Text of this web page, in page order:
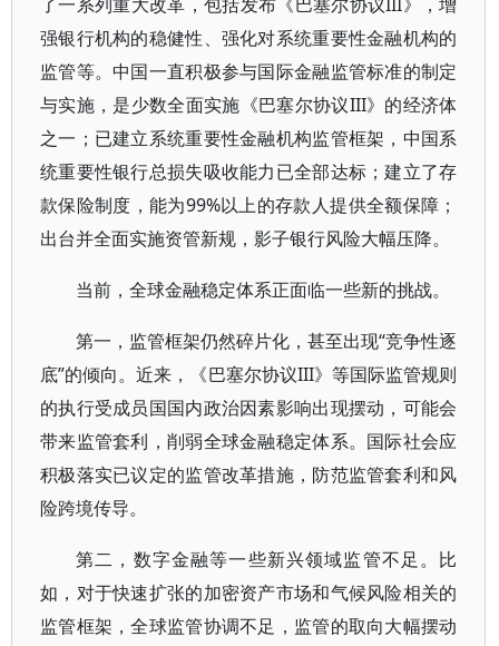
强银行机构的稳健性、强化对系统重要性金融机构的
监管等。中国一直积极参与国际金融监管标准的制定
与实施，是少数全面实施《巴塞尔协议III》的经济体
之一；已建立系统重要性金融机构监管框架，中国系
统重要性银行总损失吸收能力已全部达标；建立了存
款保险制度，能为99%以上的存款人提供全额保障；
出台并全面实施资管新规，影子银行风险大幅压降。
当前，全球金融稳定体系正面临一些新的挑战。
第一，监管框架仍然碎片化，甚至出现“竞争性逐
底”的倾向。近来，《巴塞尔协议III》等国际监管规则
的执行受成员国国内政治因素影响出现摆动，可能会
带来监管套利，削弱全球金融稳定体系。国际社会应
积极落实已议定的监管改革措施，防范监管套利和风
险跨境传导。
第二，数字金融等一些新兴领域监管不足。比
如，对于快速扩张的加密资产市场和气候风险相关的
监管框架，全球监管协调不足，监管的取向大幅摆动